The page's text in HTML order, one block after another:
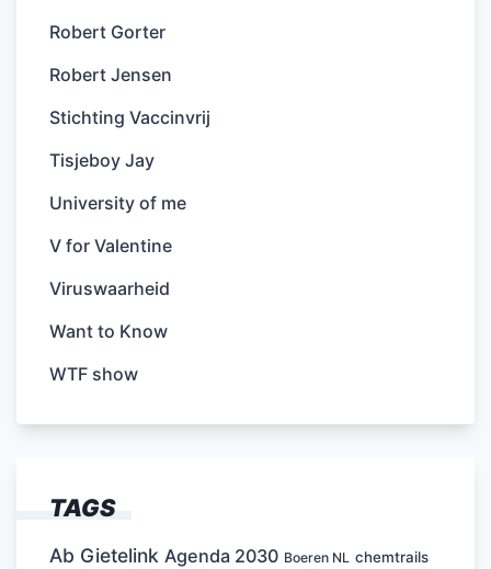
Robert Gorter
Robert Jensen
Stichting Vaccinvrij
Tisjeboy Jay
University of me
V for Valentine
Viruswaarheid
Want to Know
WTF show
TAGS
Ab Gietelink Agenda 2030 Boeren NL chemtrails